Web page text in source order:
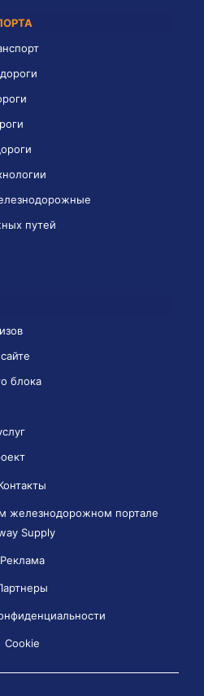
путей
блока
железнодорожном портале
Supply
Реклама
Cookie